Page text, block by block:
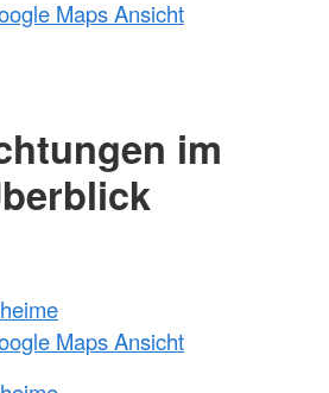
Maps Ansicht
im
Maps Ansicht